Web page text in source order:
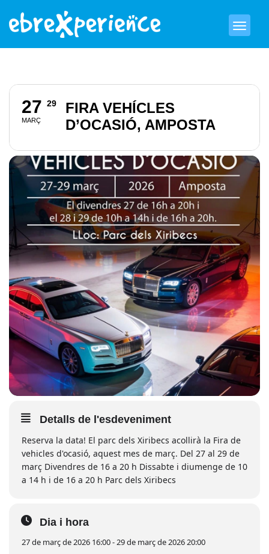
27
MARÇ
29
FIRA VEHÍCLES
D’OCASIÓ, AMPOSTA
Detalls de l'esdeveniment
Reserva la data! El parc dels Xiribecs acollirà la Fira de
vehicles d'ocasió, aquest mes de març. Del 27 al 29 de
març Divendres de 16 a 20 h Dissabte i diumenge de 10
a 14 h i de 16 a 20 h Parc dels Xiribecs
Dia i hora
27 de març de 2026 16:00 - 29 de març de 2026 20:00